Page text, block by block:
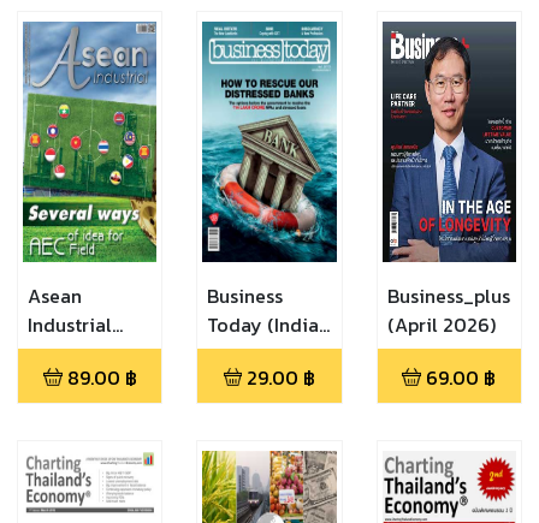
Asean
Industrial
(April - June
2015)89.00 ฿
Business
Today (India)
(24 April - 7
May 2017)
29.00 ฿
Business_plus
(April 2026)
69.00 ฿